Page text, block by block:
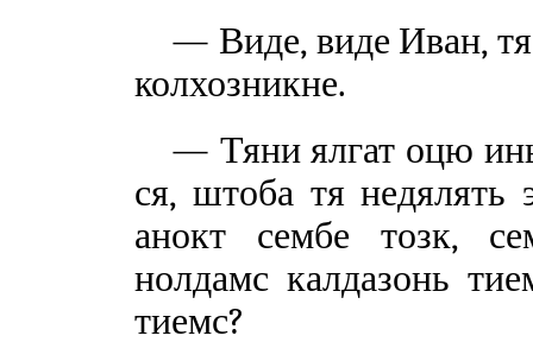
— Виде, виде Иван,
колхозникне.
— Тяни ялгат оцю
ся, штоба тя недялять
анокт сембе тозк,
нолдамс калдазонь
тиемс?